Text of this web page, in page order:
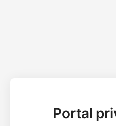
Portal